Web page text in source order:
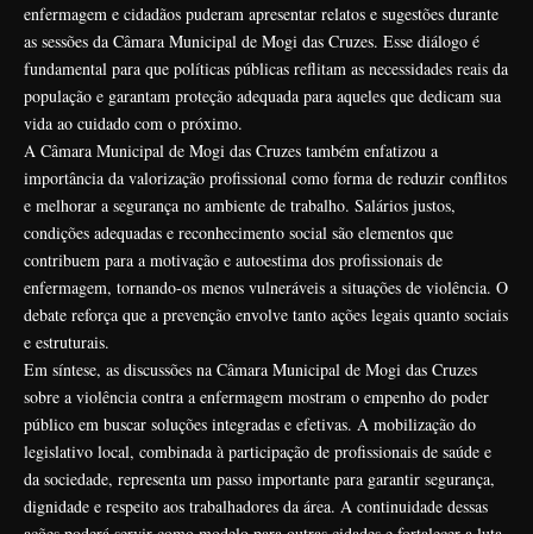
enfermagem e cidadãos puderam apresentar relatos e sugestões durante
as sessões da Câmara Municipal de Mogi das Cruzes. Esse diálogo é
fundamental para que políticas públicas reflitam as necessidades reais da
população e garantam proteção adequada para aqueles que dedicam sua
vida ao cuidado com o próximo.
A Câmara Municipal de Mogi das Cruzes também enfatizou a
importância da valorização profissional como forma de reduzir conflitos
e melhorar a segurança no ambiente de trabalho. Salários justos,
condições adequadas e reconhecimento social são elementos que
contribuem para a motivação e autoestima dos profissionais de
enfermagem, tornando-os menos vulneráveis a situações de violência. O
debate reforça que a prevenção envolve tanto ações legais quanto sociais
e estruturais.
Em síntese, as discussões na Câmara Municipal de Mogi das Cruzes
sobre a violência contra a enfermagem mostram o empenho do poder
público em buscar soluções integradas e efetivas. A mobilização do
legislativo local, combinada à participação de profissionais de saúde e
da sociedade, representa um passo importante para garantir segurança,
dignidade e respeito aos trabalhadores da área. A continuidade dessas